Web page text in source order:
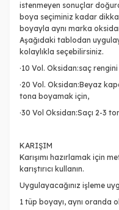
istenmeyen sonuçlar
boya seçiminiz kadar
boyayla aynı marka
Aşağıdaki tablodan
kolaylıkla seçebilirsiniz.
·10 Vol. Oksidan:saç
·20 Vol. Oksidan:Beyaz
tona boyamak için,
·30 Vol Oksidan:Saçı 2-3
KARIŞIM
Karışımı hazırlamak için
karıştırıcı kullanın.
Uygulayacağınız işleme
1 tüp boyayı, aynı oranda